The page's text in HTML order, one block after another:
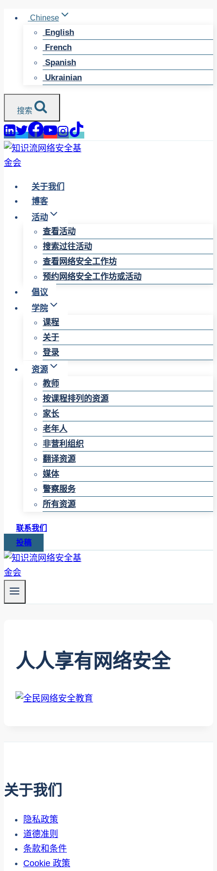
Chinese
English
French
Spanish
Ukrainian
搜索
关于我们
博客
活动
查看活动
搜索过往活动
查看网络安全工作坊
预约网络安全工作坊或活动
倡议
学院
课程
关于
登录
资源
教师
按课程排列的资源
家长
老年人
非营利组织
翻译资源
媒体
警察服务
所有资源
联系我们
投稿
人人享有网络安全
关于我们
隐私政策
道德准则
条款和条件
Cookie 政策